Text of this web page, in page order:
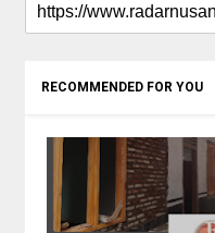
RECOMMENDED FOR YOU